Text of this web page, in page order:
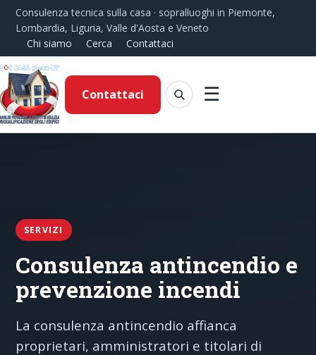
Consulenza tecnica sulla casa · sopralluoghi in Piemonte,
Lombardia, Liguria, Valle d'Aosta e Veneto
Chi siamo
Cerca Contattaci
☰
Contattaci
SERVIZI
Consulenza antincendio e
prevenzione incendi
La consulenza antincendio affianca
proprietari, amministratori e titolari di